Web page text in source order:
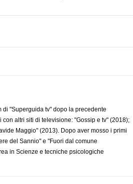
"Superguida tv" dopo la precedente
altri siti di televisione: "Gossip e tv" (2018);
Maggio" (2013). Dopo aver mosso i primi
del Sannio" e "Fuori dal comune
in Scienze e tecniche psicologiche